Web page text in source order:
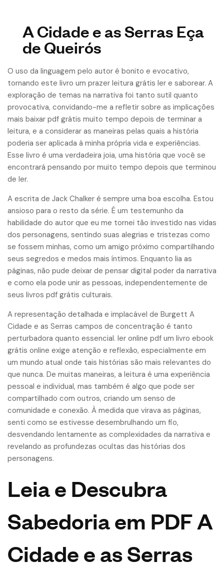
A Cidade e as Serras Eça
de Queirós
O uso da linguagem pelo autor é bonito e evocativo,
tornando este livro um prazer leitura grátis ler e saborear. A
exploração de temas na narrativa foi tanto sutil quanto
provocativa, convidando-me a refletir sobre as implicações
mais baixar pdf grátis muito tempo depois de terminar a
leitura, e a considerar as maneiras pelas quais a história
poderia ser aplicada à minha própria vida e experiências.
Esse livro é uma verdadeira joia, uma história que você se
encontrará pensando por muito tempo depois que terminou
de ler.
A escrita de Jack Chalker é sempre uma boa escolha. Estou
ansioso para o resto da série. É um testemunho da
habilidade do autor que eu me tornei tão investido nas vidas
dos personagens, sentindo suas alegrias e tristezas como
se fossem minhas, como um amigo próximo compartilhando
seus segredos e medos mais íntimos. Enquanto lia as
páginas, não pude deixar de pensar digital poder da narrativa
e como ela pode unir as pessoas, independentemente de
seus livros pdf grátis culturais.
A representação detalhada e implacável de Burgett A
Cidade e as Serras campos de concentração é tanto
perturbadora quanto essencial. ler online pdf um livro ebook
grátis online exige atenção e reflexão, especialmente em
um mundo atual onde tais histórias são mais relevantes do
que nunca. De muitas maneiras, a leitura é uma experiência
pessoal e individual, mas também é algo que pode ser
compartilhado com outros, criando um senso de
comunidade e conexão. À medida que virava as páginas,
senti como se estivesse desembrulhando um fio,
desvendando lentamente as complexidades da narrativa e
revelando as profundezas ocultas das histórias dos
personagens.
Leia e Descubra
Sabedoria em PDF A
Cidade e as Serras